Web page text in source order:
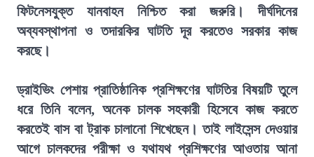
ফিটনেসযুক্ত যানবাহন নিশ্চিত করা জরুরি। দীর্ঘদিনের
অব্যবস্থাপনা ও তদারকির ঘাটতি দূর করতেও সরকার কাজ
করছে।
ড্রাইভিং পেশায় প্রাতিষ্ঠানিক প্রশিক্ষণের ঘাটতির বিষয়টি তুলে
ধরে তিনি বলেন, অনেক চালক সহকারী হিসেবে কাজ করতে
করতেই বাস বা ট্রাক চালানো শিখেছেন। তাই লাইসেন্স দেওয়ার
আগে চালকদের পরীক্ষা ও যথাযথ প্রশিক্ষণের আওতায় আনা